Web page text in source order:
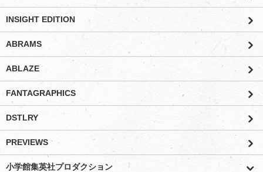
INSIGHT EDITION
ABRAMS
ABLAZE
FANTAGRAPHICS
DSTLRY
PREVIEWS
小学館集英社プロダクション